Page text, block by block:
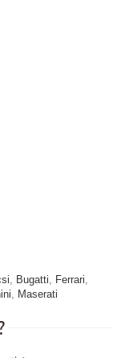
, Bugatti, Ferrari,
, Maserati